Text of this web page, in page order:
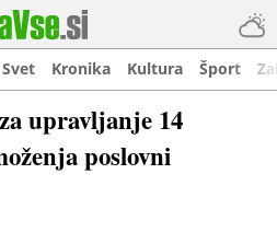
Svet Kronika Kultura Šport
upravljanje 14
poslovni